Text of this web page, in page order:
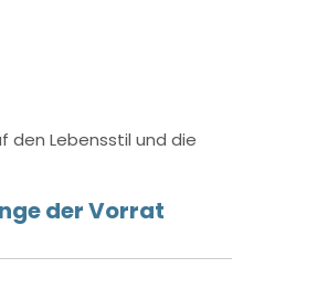
den Lebensstil und die
der Vorrat